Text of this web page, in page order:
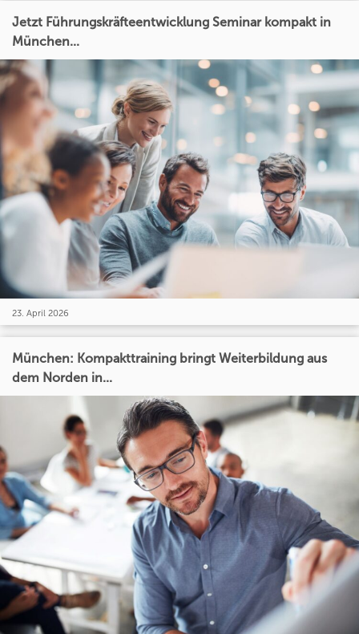
Jetzt Führungskräfteentwicklung Seminar kompakt in
München...
23. April 2026
München: Kompakttraining bringt Weiterbildung aus
dem Norden in...